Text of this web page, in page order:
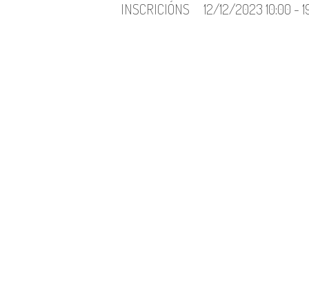
INSCRICIÓNS 12/12/2023 10:00 -